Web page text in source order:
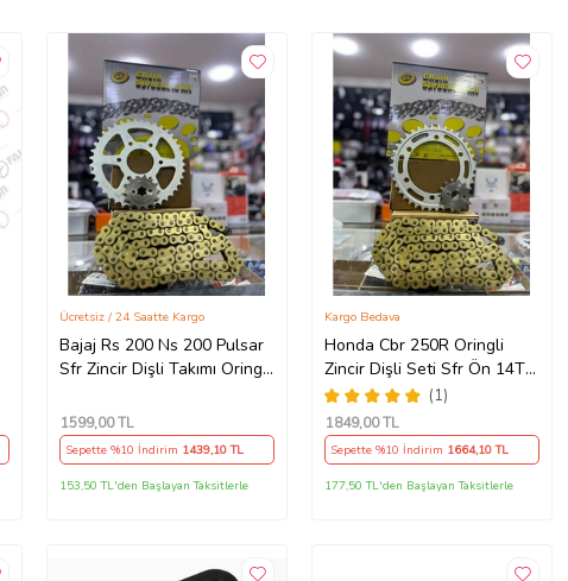
Bajaj Rs 200 Ns 200 Pulsar
Sfr Zincir Dişli Takımı Oringli
Bakla Supermto
Ücretsiz / 24 Saatte Kargo
1599,00 TL
Sepette %10 İndirim 1439,10 TL
153,50 TL'den Başlayan Taksitlerle
Honda Cbr 250R Oringli
Zincir Dişli Seti Sfr Ön 14T
Arka 38 T/120 Bakla 2011-
17 Arasmto
(1)
Kargo Bedava
1849,00 TL
Sepette %10 İndirim 1664,10 TL
177,50 TL'den Başlayan Taksitlerle